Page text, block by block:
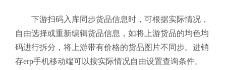
下游扫码入库同步货品信息时，可根据实际情况，
自由选择或重新编辑货品信息，如将上游货品的均色均
码进行拆分，将上游带有价格的货品图片不同步。进销
存erp手机移动端可以按实际情况自由设置查询条件。